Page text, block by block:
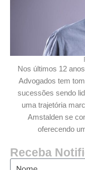
Nos últimos 12
Advogados tem
sucessões sendo
uma trajetória
Amstalden se
oferecendo
Receba